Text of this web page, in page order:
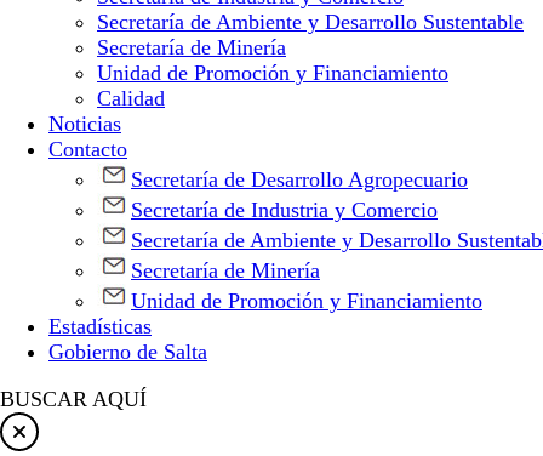
Secretaría de Ambiente y Desarrollo Sustentable
Secretaría de Minería
Unidad de Promoción y Financiamiento
Calidad
Noticias
Contacto
Secretaría de Desarrollo Agropecuario
Secretaría de Industria y Comercio
Secretaría de Ambiente y Desarrollo
Secretaría de Minería
Unidad de Promoción y Financiamiento
Estadísticas
Gobierno de Salta
BUSCAR AQUÍ